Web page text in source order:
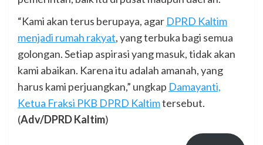
“Kami akan terus berupaya, agar DPRD Kaltim
menjadi rumah rakyat, yang terbuka bagi semua
golongan. Setiap aspirasi yang masuk, tidak akan
kami abaikan. Karena itu adalah amanah, yang
harus kami perjuangkan,” ungkap Damayanti,
Ketua Fraksi PKB DPRD Kaltimtersebut.
(Adv/DPRD Kaltim)